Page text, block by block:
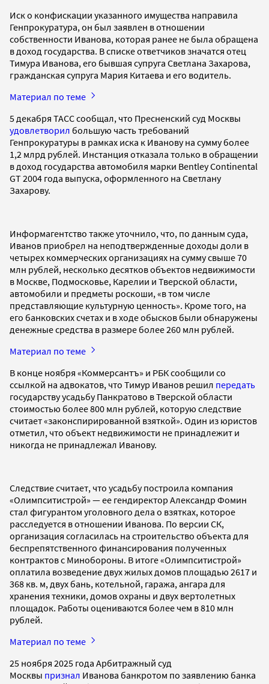
Иск о конфискации указанного имущества направила
Генпрокуратура, он был заявлен в отношении
собственности Иванова, которая ранее не была обращена
в доход государства. В списке ответчиков значатся отец
Тимура Иванова, его бывшая супруга Светлана Захарова,
гражданская супруга Мария Китаева и его водитель.
Материал по теме
5 декабря ТАСС сообщал, что Пресненский суд Москвы
удовлетворил большую часть требований
Генпрокуратуры в рамках иска к Иванову на сумму более
1,2 млрд рублей. Инстанция отказала только в обращении
в доход государства автомобиля марки Bentley Continental
GТ 2004 года выпуска, оформленного на Светлану
Захарову.
Информагентство также уточнило, что, по данным суда,
Иванов приобрел на неподтвержденные доходы доли в
четырех коммерческих организациях на сумму свыше 70
млн рублей, несколько десятков объектов недвижимости
в Москве, Подмосковье, Карелии и Тверской области,
автомобили и предметы роскоши, «в том числе
представляющие культурную ценность». Кроме того, на
его банковских счетах и в ходе обысков были обнаружены
денежные средства в размере более 260 млн рублей.
Материал по теме
В конце ноября «Коммерсантъ» и РБК сообщили со
ссылкой на адвокатов, что Тимур Иванов решил передать
государству усадьбу Панкратово в Тверской области
стоимостью более 800 млн рублей, которую следствие
считает «законспирированной взяткой». Один из юристов
отметил, что объект недвижимости не принадлежит и
никогда не принадлежал Иванову.
Следствие считает, что усадьбу построила компания
«Олимпситистрой» — ее гендиректор Александр Фомин
стал фигурантом уголовного дела о взятках, которое
расследуется в отношении Иванова. По версии СК,
организация согласилась на строительство объекта для
беспрепятственного финансирования полученных
контрактов с Минобороны. В итоге «Олимпситистрой»
оплатила возведение двух жилых домов площадью 2617 и
368 кв. м, двух бань, котельной, гаража, ангара для
хранения техники, домов охраны и двух вертолетных
площадок. Работы оцениваются более чем в 810 млн
рублей.
Материал по теме
25 ноября 2025 года Арбитражный суд
Москвы признал Иванова банкротом по заявлению банка